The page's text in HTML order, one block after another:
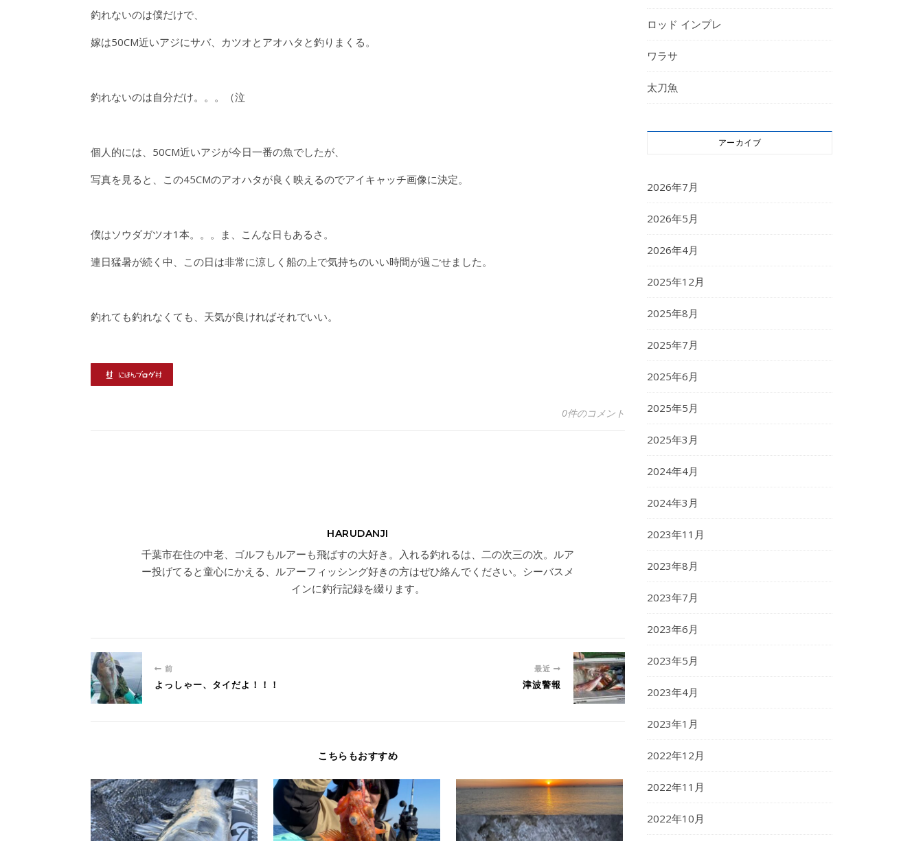
釣れないのは僕だけで、
嫁は50CM近いアジにサバ、カツオとアオハタと釣りまくる。
釣れないのは自分だけ。。。（泣
個人的には、50CM近いアジが今日一番の魚でしたが、
写真を見ると、この45CMのアオハタが良く映えるのでアイキャッチ画像に決定。
僕はソウダガツオ1本。。。ま、こんな日もあるさ。
連日猛暑が続く中、この日は非常に涼しく船の上で気持ちのいい時間が過ごせました。
釣れても釣れなくても、天気が良ければそれでいい。
0件のコメント
HARUDANJI
千葉市在住の中老、ゴルフもルアーも飛ばすの大好き。入れる釣れるは、二の次三の次。ルア
ー投げてると童心にかえる、ルアーフィッシング好きの方はぜひ絡んでください。シーバスメ
インに釣行記録を綴ります。
前
よっしゃー、タイだよ！！！
最近
津波警報
こちらもおすすめ
ロッド インプレ
ワラサ
太刀魚
アーカイブ
2026年7月
2026年5月
2026年4月
2025年12月
2025年8月
2025年7月
2025年6月
2025年5月
2025年3月
2024年4月
2024年3月
2023年11月
2023年8月
2023年7月
2023年6月
2023年5月
2023年4月
2023年1月
2022年12月
2022年11月
2022年10月